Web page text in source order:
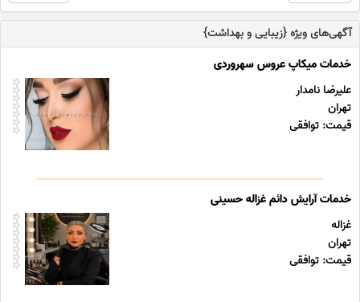
آگهی‌های ویژه {زیبایی و بهداشت}
خدمات میکاپ عروس سهروردی
علیرضا نامدار
تهران
قیمت: توافقی
خدمات آرایش دائم غزاله حسینی
غزاله
تهران
قیمت: توافقی